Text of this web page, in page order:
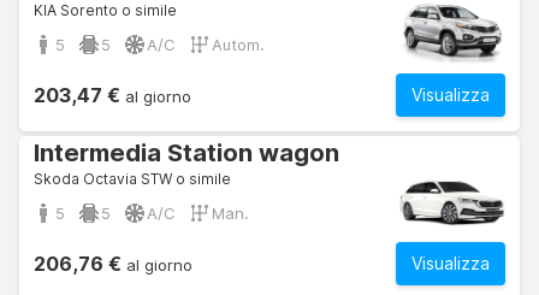
KIA Sorento o simile
5 5 A/C Autom.
Visualizza
203,47 € al giorno
Intermedia Station wagon
Skoda Octavia STW o simile
5 5 A/C Man.
Visualizza
206,76 € al giorno